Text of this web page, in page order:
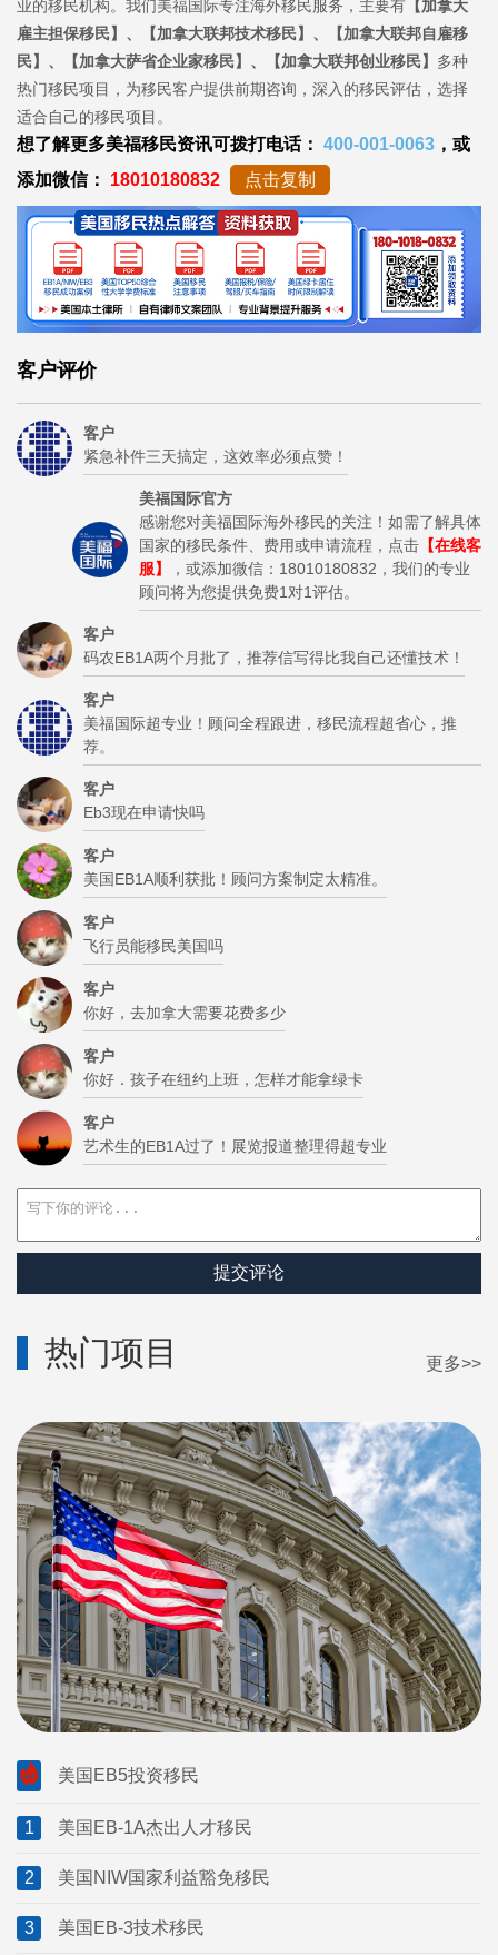
业的移民机构。我们美福国际专注海外移民服务，主要有 【加拿大
雇主担保移民】、【加拿大联邦技术移民】、【加拿大联邦自雇移
民】、【加拿大萨省企业家移民】、【加拿大联邦创业移民】 多种
热门移民项目，为移民客户提供前期咨询，深入的移民评估，选择
适合自己的移民项目。
想了解更多美福移民资讯可拨打电话： 400-001-0063 ，或
添加微信： 18010180832 点击复制
客户评价
客户
紧急补件三天搞定，这效率必须点赞！
美福国际官方
感谢您对美福国际海外移民的关注！如需了解具体
国家的移民条件、费用或申请流程，点击 【在线客
服】
，或添加微信：18010180832，我们的专业
顾问将为您提供免费1对1评估。
客户
码农EB1A两个月批了，推荐信写得比我自己还懂技术！
客户
美福国际超专业！顾问全程跟进，移民流程超省心，推
荐。
客户
Eb3现在申请快吗
客户
美国EB1A顺利获批！顾问方案制定太精准。
客户
飞行员能移民美国吗
客户
你好，去加拿大需要花费多少
客户
你好．孩子在纽约上班，怎样才能拿绿卡
客户
艺术生的EB1A过了！展览报道整理得超专业
提交评论
热门项目 更多>>
美国EB5投资移民
1 美国EB-1A杰出人才移民
2 美国NIW国家利益豁免移民
3 美国EB-3技术移民